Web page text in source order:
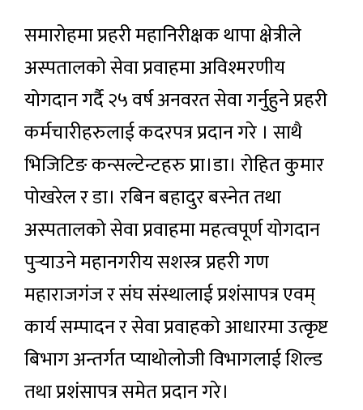
समारोहमा प्रहरी महानिरीक्षक थापा क्षेत्रीले
अस्पतालको सेवा प्रवाहमा अविश्मरणीय
योगदान गर्दै २५ वर्ष अनवरत सेवा गर्नुहुने प्रहरी
कर्मचारीहरुलाई कदरपत्र प्रदान गरे । साथै
भिजिटिङ कन्सल्टेन्टहरु प्रा।डा। रोहित कुमार
पोखरेल र डा। रबिन बहादुर बस्नेत तथा
अस्पतालको सेवा प्रवाहमा महत्वपूर्ण योगदान
पुर्‍याउने महानगरीय सशस्त्र प्रहरी गण
महाराजगंज र संघ संस्थालाई प्रशंसापत्र एवम्
कार्य सम्पादन र सेवा प्रवाहको आधारमा उत्कृष्ट
बिभाग अन्तर्गत प्याथोलोजी विभागलाई शिल्ड
तथा प्रशंसापत्र समेत प्रदान गरे।